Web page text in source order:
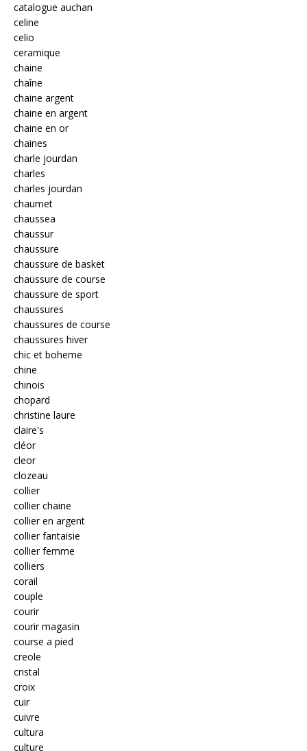
catalogue auchan
celine
celio
ceramique
chaine
chaîne
chaine argent
chaine en argent
chaine en or
chaines
charle jourdan
charles
charles jourdan
chaumet
chaussea
chaussur
chaussure
chaussure de basket
chaussure de course
chaussure de sport
chaussures
chaussures de course
chaussures hiver
chic et boheme
chine
chinois
chopard
christine laure
claire's
cléor
cleor
clozeau
collier
collier chaine
collier en argent
collier fantaisie
collier femme
colliers
corail
couple
courir
courir magasin
course a pied
creole
cristal
croix
cuir
cuivre
cultura
culture